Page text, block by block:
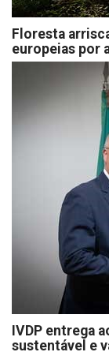
Floresta
europeias por
IVDP entrega
sustentável e